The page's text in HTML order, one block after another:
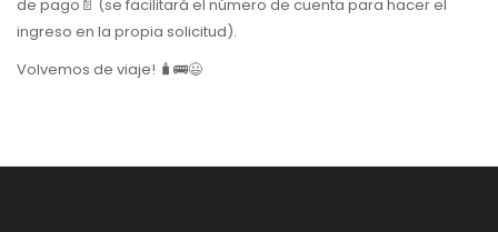
de pago📄 (se facilitará el número de cuenta para hacer el
ingreso en la propia solicitud).
Volvemos de viaje! 🧳🚌😃